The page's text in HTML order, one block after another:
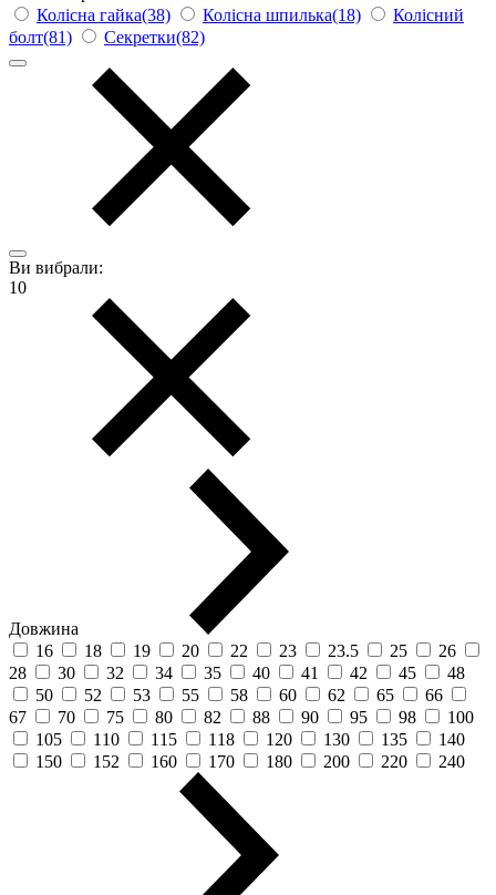
Колісна гайка(38)
Колісна шпилька(18)
Колісний
болт(81)
Секретки(82)
Ви вибрали:
10
Довжина
16
18 19 20 22 23 23.5 25
26
28
30 32 34 35 40 41 42 45
48
50
52 53 55 58 60 62 65
66
67
70 75 80 82 88 90 95 98
100
105
110 115 118 120 130 135
140
150
152 160 170 180 200 220 240